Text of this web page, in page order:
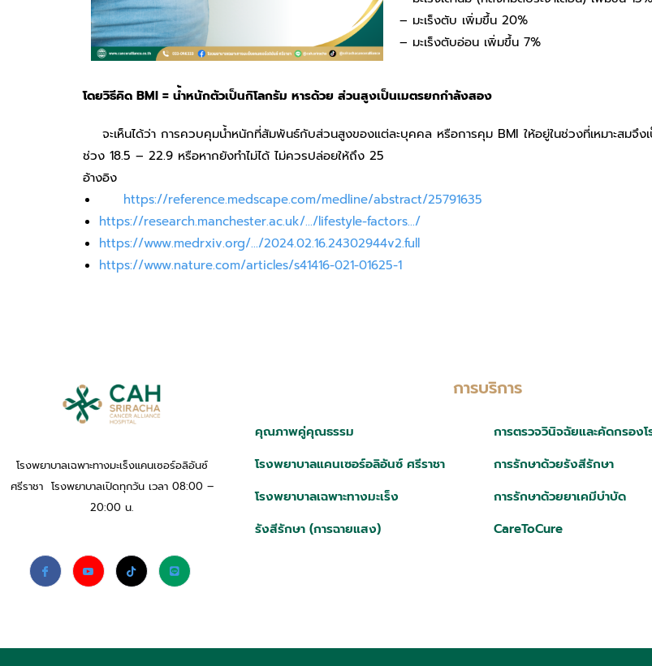
– มะเร็งตับ เพิ่มขึ้น 20%
– มะเร็งตับอ่อน เพิ่มขึ้น 7%
โดยวิธีคิด BMI = น้ำหนักตัวเป็นกิโลกรัม หารด้วย ส่วนสูงเป็นเมตรยกกำลังสอง
จะเห็นได้ว่า การควบคุมน้ำหนักที่สัมพันธ์กับส่วนสูงของแต่ละบุคคล หรือการคุม BMI ให้อยู่ในช่วงที่เหมาะสมจึ
ช่วง 18.5 – 22.9 หรือหากยังทำไม่ได้ ไม่ควรปล่อยให้ถึง 25
อ้างอิง
https://reference.medscape.com/medline/abstract/25791635
https://research.manchester.ac.uk/…/lifestyle-factors…/
https://www.medrxiv.org/…/2024.02.16.24302944v2.full
https://www.nature.com/articles/s41416-021-01625-1
โรงพยาบาลเฉพาะทางมะเร็งแคนเซอร์อลิอันซ์
ศรีราชา โรงพยาบาลเปิดทุกวัน เวลา 08:00 –
20:00 น.
การบริการ
คุณภาพคู่คุณธรรม
โรงพยาบาลแคนเซอร์อลิอันซ์ ศรีราชา
โรงพยาบาลเฉพาะทางมะเร็ง
รังสีรักษา (การฉายแสง)
การตรวจวินิจฉัยและคัดกรองโ
การรักษาด้วยรังสีรักษา
การรักษาด้วยยาเคมีบำบัด
CareToCure